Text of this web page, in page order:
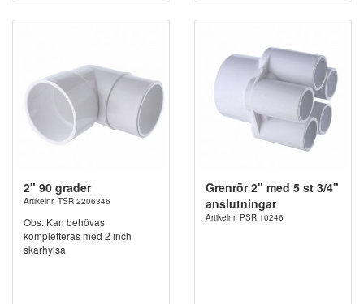
2" 90 grader
Artikelnr. TSR 2206346
Obs. Kan behövas
kompletteras med 2 inch
skarhylsa
Grenrör 2" med 5 st 3/4"
anslutningar
Artikelnr. PSR 10246